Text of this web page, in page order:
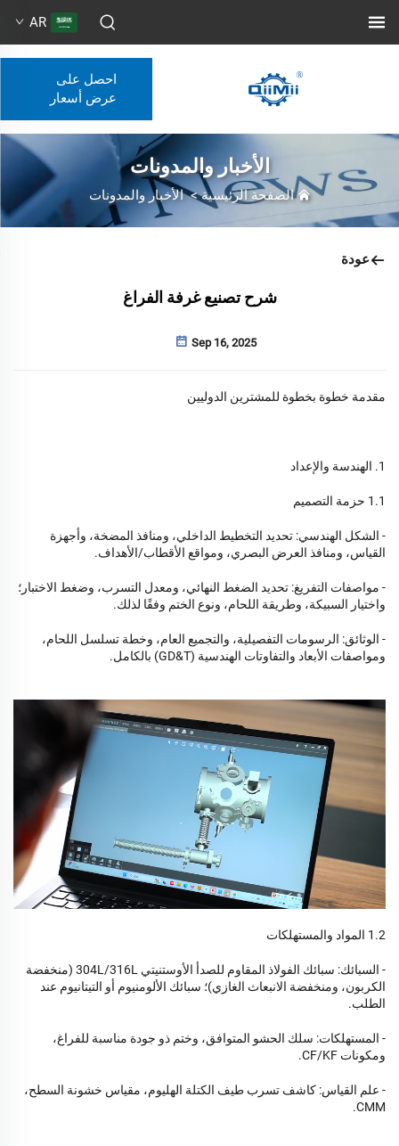
AR
احصل على
عرض أسعار
الأخبار والمدونات
الصفحة الرئيسية>الأخبار والمدونات
عودة
شرح تصنيع غرفة الفراغ
Sep 16, 2025
مقدمة خطوة بخطوة للمشترين الدوليين
1. الهندسة والإعداد
1.1 حزمة التصميم
- الشكل الهندسي: تحديد التخطيط الداخلي، ومنافذ المضخة، وأجهزة
القياس، ومنافذ العرض البصري، ومواقع الأقطاب/الأهداف.
- مواصفات التفريغ: تحديد الضغط النهائي، ومعدل التسرب، وضغط الاختبار؛
واختيار السبيكة، وطريقة اللحام، ونوع الختم وفقًا لذلك.
- الوثائق: الرسومات التفصيلية، والتجميع العام، وخطة تسلسل اللحام،
ومواصفات الأبعاد والتفاوتات الهندسية (GD&T) بالكامل.
1.2 المواد والمستهلكات
- السبائك: سبائك الفولاذ المقاوم للصدأ الأوستنيتي 304L/316L (منخفضة
الكربون، ومنخفضة الانبعاث الغازي)؛ سبائك الألومنيوم أو التيتانيوم عند
الطلب.
- المستهلكات: سلك الحشو المتوافق، وختم ذو جودة مناسبة للفراغ،
ومكونات CF/KF.
- علم القياس: كاشف تسرب طيف الكتلة الهليوم، مقياس خشونة السطح،
CMM.